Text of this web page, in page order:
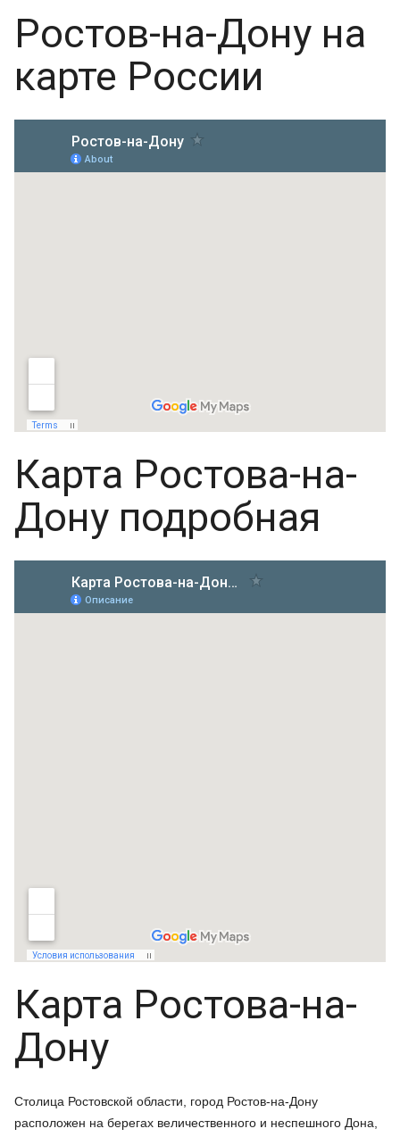
Ростов-на-Дону на
карте России
Карта Ростова-на-
Дону подробная
Карта Ростова-на-
Дону
Столица Ростовской области, город Ростов-на-Дону
расположен на берегах величественного и неспешного Дона,